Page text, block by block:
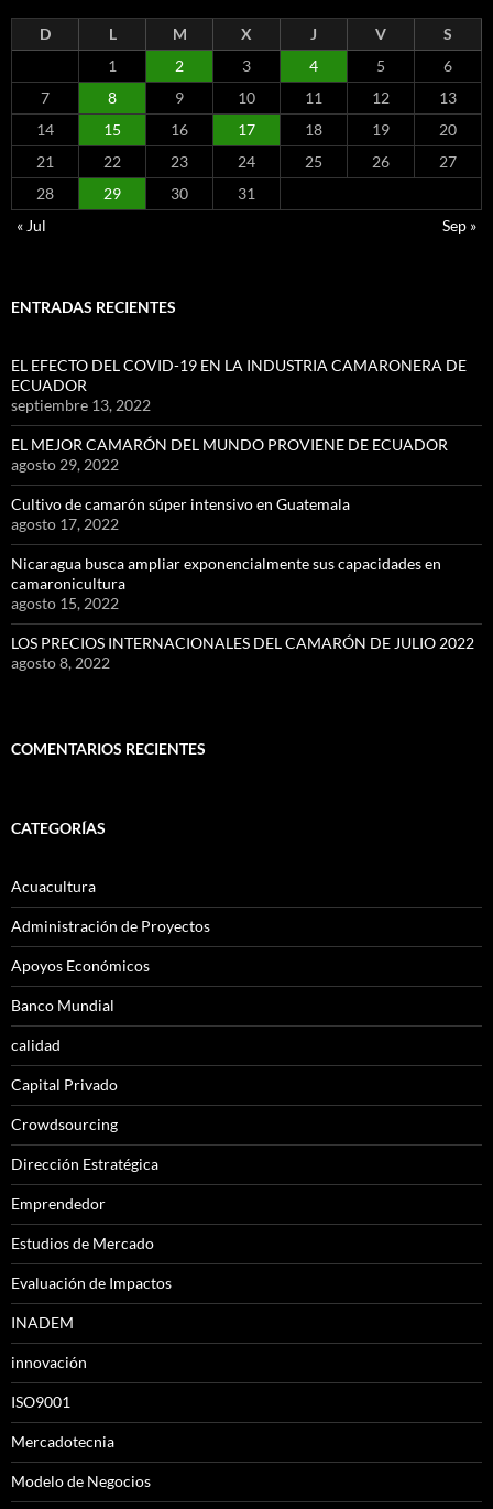
D L M X J V
S
1
2 3 4 5
6
7
8 9 10 11 12
13
14
15 16 17 18 19
20
21
22 23 24 25 26
27
28
29 30
31
« Jul
Sep »
ENTRADAS RECIENTES
EL EFECTO DEL COVID-19 EN LA INDUSTRIA CAMARONERA DE
ECUADOR
septiembre 13, 2022
EL MEJOR CAMARÓN DEL MUNDO PROVIENE DE ECUADOR
agosto 29, 2022
Cultivo de camarón súper intensivo en Guatemala
agosto 17, 2022
Nicaragua busca ampliar exponencialmente sus capacidades en
camaronicultura
agosto 15, 2022
LOS PRECIOS INTERNACIONALES DEL CAMARÓN DE JULIO 2022
agosto 8, 2022
COMENTARIOS RECIENTES
CATEGORÍAS
Acuacultura
Administración de Proyectos
Apoyos Económicos
Banco Mundial
calidad
Capital Privado
Crowdsourcing
Dirección Estratégica
Emprendedor
Estudios de Mercado
Evaluación de Impactos
INADEM
innovación
ISO9001
Mercadotecnia
Modelo de Negocios